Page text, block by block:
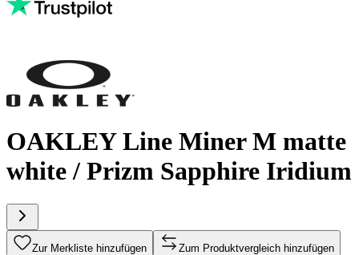
OAKLEY Line Miner M matte
white / Prizm Sapphire Iridium
Zur Merkliste hinzufügen Zum Produktvergleich hinzufügen